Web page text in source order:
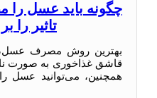
چگونه باید عسل را
تاثیر را
بهترین روش مصرف
قاشق غذاخوری به صورت
همچنین، می‌توانید عسل